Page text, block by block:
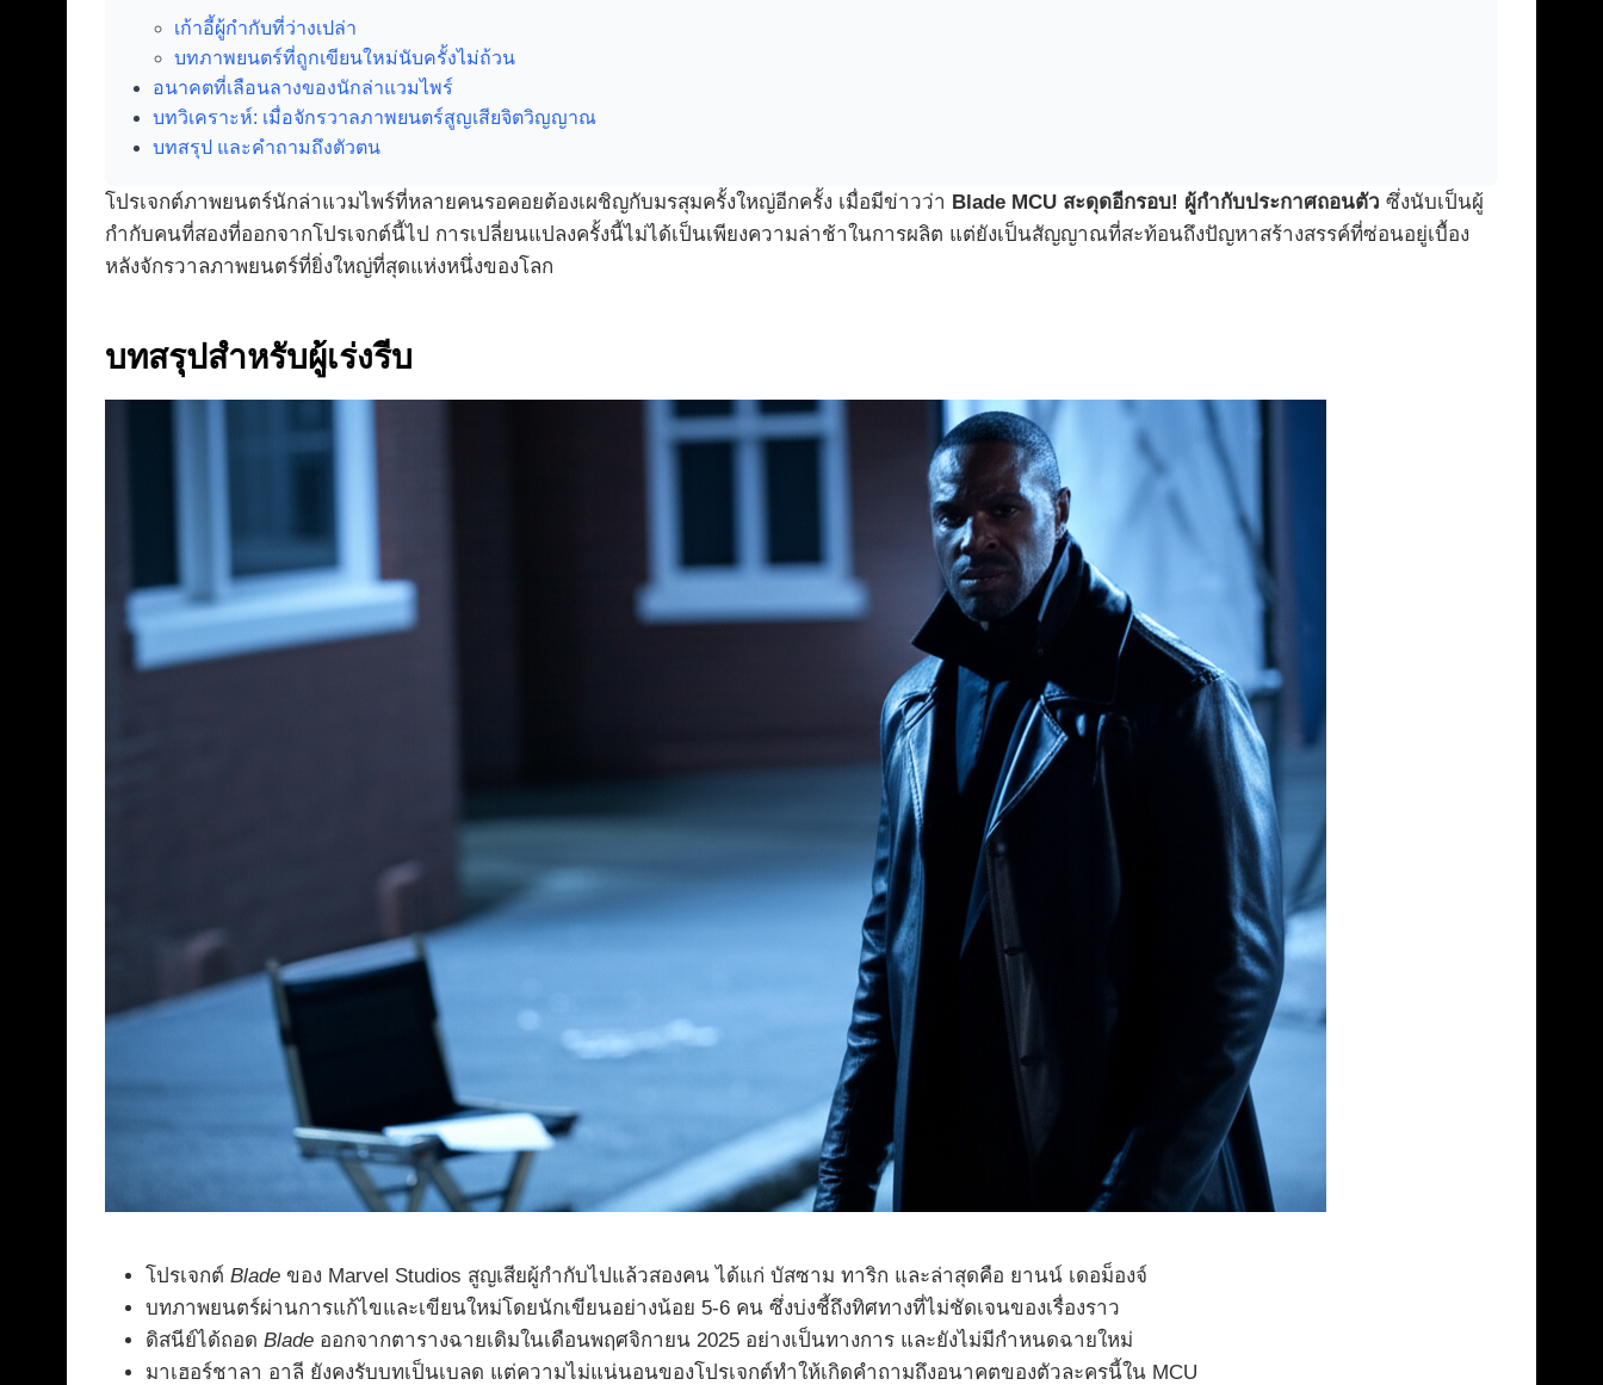
เก้าอี้ผู้กำกับที่ว่างเปล่า
บทภาพยนตร์ที่ถูกเขียนใหม่นับครั้งไม่ถ้วน
อนาคตที่เลือนลางของนักล่าแวมไพร์
บทวิเคราะห์: เมื่อจักรวาลภาพยนตร์สูญเสียจิตวิญญาณ
บทสรุป และคำถามถึงตัวตน
โปรเจกต์ภาพยนตร์นักล่าแวมไพร์ที่หลายคนรอคอยต้องเผชิญกับมรสุมครั้งใหญ่อีกครั้ง เมื่อมีข่าวว่า Blade MCU สะดุดอีกรอบ! ผู้กำกับประกาศถอนตัว ซึ่งนับเป็นผู้
กำกับคนที่สองที่ออกจากโปรเจกต์นี้ไป การเปลี่ยนแปลงครั้งนี้ไม่ได้เป็นเพียงความล่าช้าในการผลิต แต่ยังเป็นสัญญาณที่สะท้อนถึงปัญหาสร้างสรรค์ที่ซ่อนอยู่เบื้อง
หลังจักรวาลภาพยนตร์ที่ยิ่งใหญ่ที่สุดแห่งหนึ่งของโลก
บทสรุปสำหรับผู้เร่งรีบ
โปรเจกต์ Blade ของ Marvel Studios สูญเสียผู้กำกับไปแล้วสองคน ได้แก่ บัสซาม ทาริก และล่าสุดคือ ยานน์ เดอม็องจ์
บทภาพยนตร์ผ่านการแก้ไขและเขียนใหม่โดยนักเขียนอย่างน้อย 5-6 คน ซึ่งบ่งชี้ถึงทิศทางที่ไม่ชัดเจนของเรื่องราว
ดิสนีย์ได้ถอด Blade ออกจากตารางฉายเดิมในเดือนพฤศจิกายน 2025 อย่างเป็นทางการ และยังไม่มีกำหนดฉายใหม่
มาเฮอร์ชาลา อาลี ยังคงรับบทเป็นเบลด แต่ความไม่แน่นอนของโปรเจกต์ทำให้เกิดคำถามถึงอนาคตของตัวละครนี้ใน MCU